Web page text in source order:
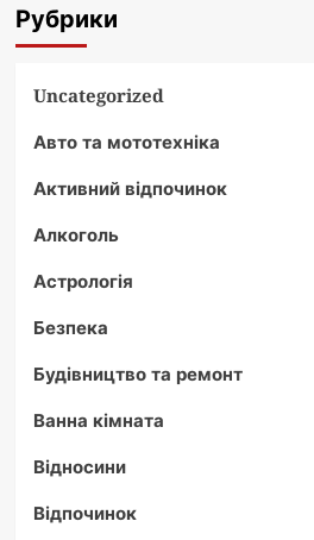
Рубрики
Uncategorized
Авто та мототехніка
Активний відпочинок
Алкоголь
Астрологія
Безпека
Будівництво та ремонт
Ванна кімната
Відносини
Відпочинок